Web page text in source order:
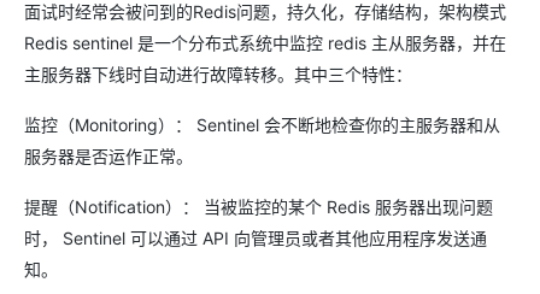
面试时经常会被问到的Redis问题，持久化，存储结构，架构模式
Redis sentinel 是一个分布式系统中监控 redis 主从服务器，并在
主服务器下线时自动进行故障转移。其中三个特性：
监控（Monitoring）： Sentinel 会不断地检查你的主服务器和从
服务器是否运作正常。
提醒（Notification）： 当被监控的某个 Redis 服务器出现问题
时， Sentinel 可以通过 API 向管理员或者其他应用程序发送通
知。